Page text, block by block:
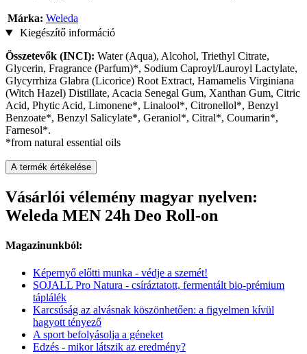
Márka: Weleda
Kiegészítő információ
Összetevők (INCI): Water (Aqua), Alcohol, Triethyl Citrate,
Glycerin, Fragrance (Parfum)*, Sodium Caproyl/Lauroyl Lactylate,
Glycyrrhiza Glabra (Licorice) Root Extract, Hamamelis Virginiana
(Witch Hazel) Distillate, Acacia Senegal Gum, Xanthan Gum, Citric
Acid, Phytic Acid, Limonene*, Linalool*, Citronellol*, Benzyl
Benzoate*, Benzyl Salicylate*, Geraniol*, Citral*, Coumarin*,
Farnesol*.
*from natural essential oils
A termék értékelése
Vásárlói vélemény magyar nyelven:
Weleda MEN 24h Deo Roll-on
Magazinunkból:
Képernyő előtti munka - védje a szemét!
SOJALL Pro Natura - csíráztatott, fermentált bio-prémium
táplálék
Karcsúság az alvásnak köszönhetően: a figyelmen kívül
hagyott tényező
A sport befolyásolja a géneket
Edzés - mikor látszik az eredmény?